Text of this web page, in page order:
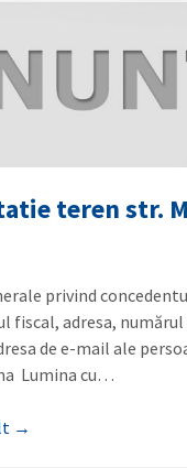
teren str.
privind
fiscal, adresa,
de e-mail ale
Lumina cu…
→